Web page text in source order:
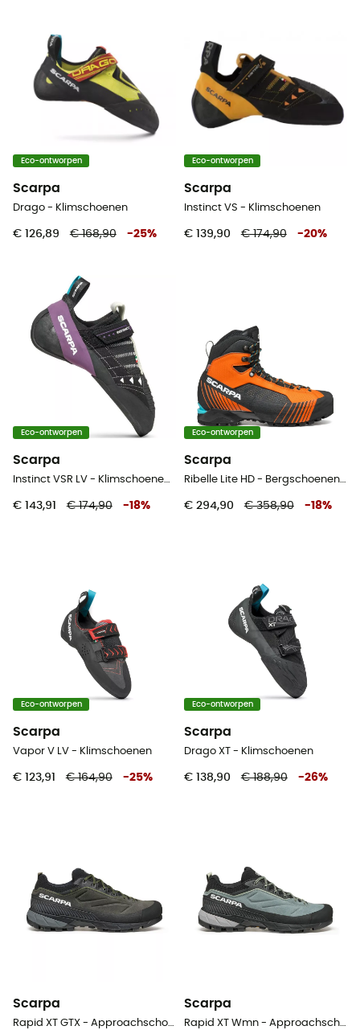
Eco-ontworpen
Scarpa
Drago - Klimschoenen
€ 126,89 € 168,90 -25%
Eco-ontworpen
Scarpa
Instinct VS - Klimschoenen
€ 139,90 € 174,90 -20%
Eco-ontworpen
Scarpa
Instinct VSR LV - Klimschoenen - Heren
€ 143,91 € 174,90 -18%
Eco-ontworpen
Scarpa
Ribelle Lite HD - Bergschoenen - Heren
€ 294,90 € 358,90 -18%
Eco-ontworpen
Scarpa
Vapor V LV - Klimschoenen
€ 123,91 € 164,90 -25%
Eco-ontworpen
Scarpa
Drago XT - Klimschoenen
€ 138,90 € 188,90 -26%
Scarpa
Rapid XT GTX - Approachschoenen - Heren
Scarpa
Rapid XT Wmn - Approachschoenen - Dames